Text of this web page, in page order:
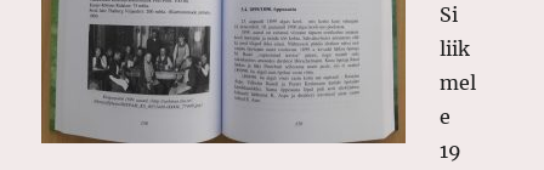
Si
liik
mel
e
19